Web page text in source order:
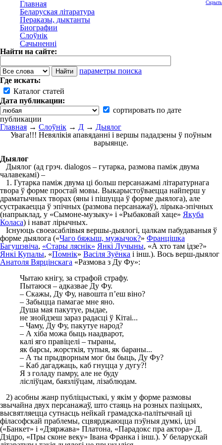
Главная
Беларуская літаратура
Пераказы, дыктанты
Биографии
Слоўнік
Сачыненні
Найти на сайте:
параметры поиска
Где искать:
Каталог статей
Дата публикации:
сортировать по дате
публикации
Скрыть
Главная → Слоўнік → Д → Дыялог
Увага!!! Невялікія апавяданні і вершы пададзены ў поўным
варыянце.
Дыялог
Дыялог (ад грэч. dіalogos – гутарка, размова паміж двума
чалавекамі) –
1. Гутарка паміж двума ці больш персанажамі літаратурнага
твора ў форме простай мовы. Выкарыстоўваецца найперш у
драматычных творах (яны і пішуцца ў форме дыялога), але
сустракаецца ў эпічных (размова персанажаў), лірыка-эпічных
(напрыклад, у «Сымоне-музыку» і «Рыбаковай хаце» Якуба
Коласа) і нават лірычных.
Існуюць своеасаблівыя вершы-дыялогі, цалкам пабудаваныя ў
форме дыялога («Чаго бяжыш, мужычок?» Францішка
Багушэвіча, «Стары ляснік» Янкі Лучыны, «А хто там ідзе?»
Янкі Купалы, «Помнік» Васіля Зуёнка і інш.). Вось верш-дыялог
Анатоля Вярцінскага «Размова з Ду Фу»:
Чытаю кнігу, за страфой страфу.
Пытаюся – адказвае Ду Фу.
– Скажы, Ду Фу, навошта п’еш віно?
– Забыцца памагае мне яно.
Душа мая пакутуе, рыдае,
не знойдзеш зараз радасці ў Кітаі...
– Чаму, Ду Фу, пакутуе народ?
– А хіба можа быць наадварот,
калі яго правіцелі – тыраны,
як барсы, жорсткія, тупыя, як бараны...
– А ты прыдворным мог бы быць, Ду Фу?
– Каб дагаджаць, каб гнуцца у дугу?!
Я з голаду памру, але не буду
лісліўцам, баязліўцам, лізаблюдам.
2) асобны жанр публіцыстыкі, у якім у форме размовы
звычайна двух персанажаў, што стаяць на розных пазіцыях,
высвятляецца сутнасць нейкай грамадска-палітычнай ці
філасофскай праблемы, сцвярджаюцца пэўныя думкі, ідэі
(«Банкет» і «Дзяржава» Платона, «Парадокс пра актора» Д.
Дзідро, «Пры сконе веку» Івана Франка і інш.). У беларускай